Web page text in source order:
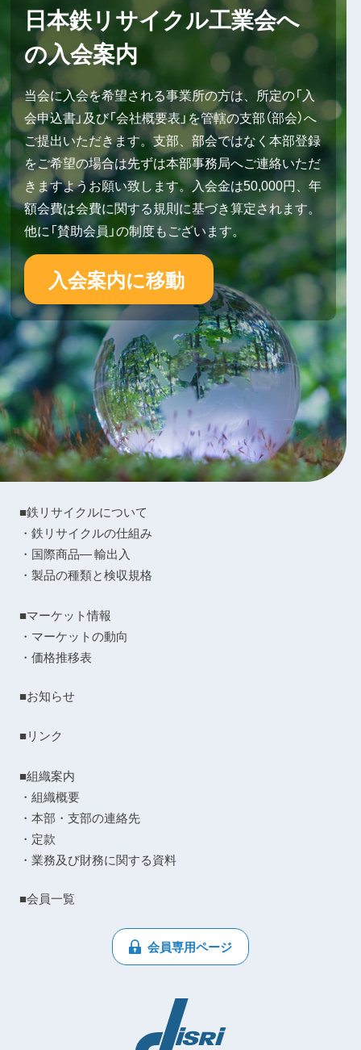
日本鉄リサイクル工業会へ
の入会案内
当会に入会を希望される事業所の方は、所定の「入
会申込書」及び「会社概要表」を管轄の支部（部会）へ
ご提出いただきます。支部、部会ではなく本部登録
をご希望の場合は先ずは本部事務局へご連絡いただ
きますようお願い致します。入会金は50,000円、年
額会費は会費に関する規則に基づき算定されます。
他に「賛助会員」の制度もございます。
入会案内に移動
■鉄リサイクルについて
・鉄リサイクルの仕組み
・国際商品― 輸出入
・製品の種類と検収規格
■マーケット情報
・マーケットの動向
・価格推移表
■お知らせ
■リンク
■組織案内
・組織概要
・本部・支部の連絡先
・定款
・業務及び財務に関する資料
■会員一覧
会員専用ページ